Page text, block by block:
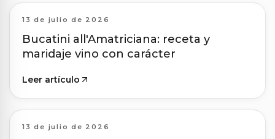
13 de julio de 2026
Bucatini all'Amatriciana: receta y
maridaje vino con carácter
Leer artículo
13 de julio de 2026